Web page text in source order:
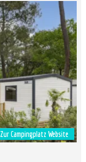
Zur Campingplatz Website